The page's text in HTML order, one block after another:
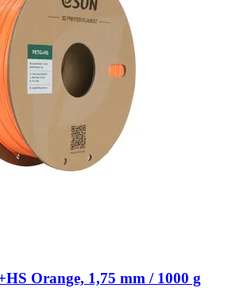
Orange, 1,75 mm / 1000 g